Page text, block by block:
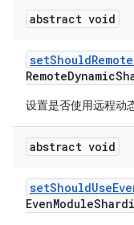
abstract void
setShouldRemote
RemoteDynamic
设置是否使用远程动
abstract void
setShouldUse
EvenModule